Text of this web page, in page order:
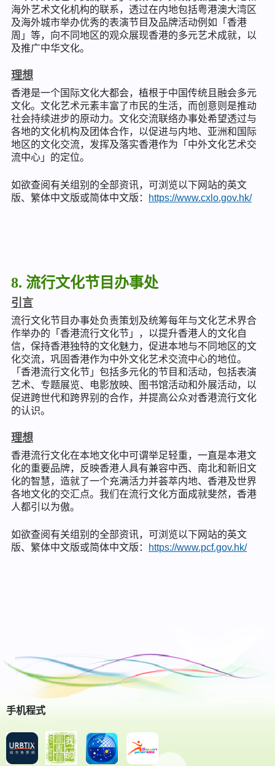
海外艺术文化机构的联系，透过在内地包括粤港澳大湾区
及海外城市举办优秀的表演节目及品牌活动例如「香港
周」等，向不同地区的观众展现香港的多元艺术成就，以
及推广中华文化。
理想
香港是一个国际文化大都会，植根于中国传统且融会多元
文化。文化艺术元素丰富了市民的生活，而创意则是推动
社会持续进步的原动力。文化交流联络办事处希望透过与
各地的文化机构及团体合作，以促进与内地、亚洲和国际
地区的文化交流，发挥及落实香港作为「中外文化艺术交
流中心」的定位。
如欲查阅有关组别的全部资讯，可浏览以下网站的英文
版、繁体中文版或简体中文版：
https://www.cxlo.gov.hk/
8. 流行文化节目办事处
引言
流行文化节目办事处负责策划及统筹每年与文化艺术界合
作举办的「香港流行文化节」，以提升香港人的文化自
信，保持香港独特的文化魅力，促进本地与不同地区的文
化交流，巩固香港作为中外文化艺术交流中心的地位。
「香港流行文化节」包括多元化的节目和活动，包括表演
艺术、专题展览、电影放映、图书馆活动和外展活动，以
促进跨世代和跨界别的合作，并提高公众对香港流行文化
的认识。
理想
香港流行文化在本地文化中可谓举足轻重，一直是本港文
化的重要品牌，反映香港人具有兼容中西、南北和新旧文
化的智慧，造就了一个充满活力并荟萃内地、香港及世界
各地文化的交汇点。我们在流行文化方面成就斐然，香港
人都引以为傲。
如欲查阅有关组别的全部资讯，可浏览以下网站的英文
版、繁体中文版或简体中文版：
https://www.pcf.gov.hk/
手机程式